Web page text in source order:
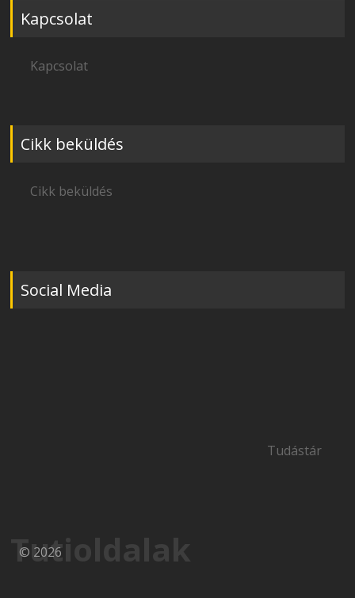
Kapcsolat
Kapcsolat
Cikk beküldés
Cikk beküldés
Social Media
Tudástár
Tutioldalak
© 2026